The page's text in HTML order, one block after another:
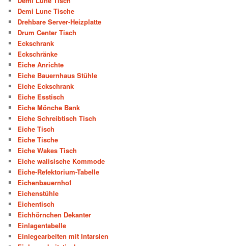
Demi Lune Tische
Drehbare Server-Heizplatte
Drum Center Tisch
Eckschrank
Eckschränke
Eiche Anrichte
Eiche Bauernhaus Stühle
Eiche Eckschrank
Eiche Esstisch
Eiche Mönche Bank
Eiche Schreibtisch Tisch
Eiche Tisch
Eiche Tische
Eiche Wakes Tisch
Eiche walisische Kommode
Eiche-Refektorium-Tabelle
Eichenbauernhof
Eichenstühle
Eichentisch
Eichhörnchen Dekanter
Einlagentabelle
Einlegearbeiten mit Intarsien